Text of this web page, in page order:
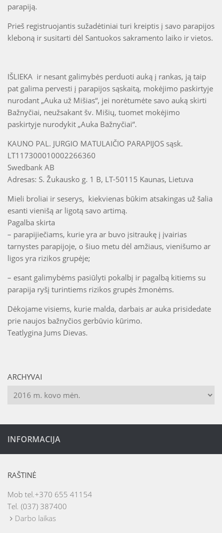
parapiją.
Prieš registruojantis sužadėtiniai turi kreiptis į savo parapijos
kleboną ir susitarti dėl Santuokos sakramento laiko ir vietos.
IŠLIEKA ir nesant galimybės perduoti auką į rankas, ją taip
pat galima pervesti į parapijos sąskaitą, mokėjimo paskirtyje
nurodant „Auka už Mišias“, jei norėtumėte savo auką skirti
Bažnyčiai, neužsakant šv. Mišių, tuomet mokėjimo
paskirtyje nurodykit „Auka Bažnyčiai“.
KAUNO PAL. JURGIO MATULAIČIO PARAPIJOS sąsk.
LT117300010002266360
Swedbank AB
Adresas: S. Žukausko g. 1 B, LT-50115 Kaunas, Lietuva
Mieli broliai ir seserys, kiekvienas būkim atsakingas už šalia
esanti vienišą ar ligotą savo artimą.
Pagalba skirta
– parapijiečiams, kurie yra ar buvo įsitraukę į įvairias
tarnystes parapijoje, o šiuo metu dėl amžiaus, vienišumo ar
ligos yra rizikos grupėje;
– esant galimybėms pasiūlyti pokalbį ir pagalbą kitiems su
parapija ryšį turintiems rizikos grupės žmonėms.
Dėkojame visiems, kurie malda, darbais ar auka prisidedate
prie naujos bažnyčios gerbūvio kūrimo.
Teatlygina Jums Dievas.
ARCHYVAI
Archyvai
INFORMACIJA
RAŠTINĖ
Mob tel.+370 655 41154
Tel. (037) 387400
Darbo laikas